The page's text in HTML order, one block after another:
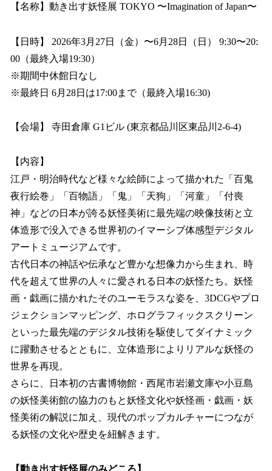
【名称】動き出す妖怪展 TOKYO 〜Imagination of Japan〜
【日時】 2026年3月27日（金）〜6月28日（日） 9:30〜20:
00（最終⼊場19:30）
※期間中休館日なし
※最終日 6月28日は17:00まで（最終入場16:30)
【会場】 寺田倉庫 G1ビル (東京都品川区東品川2-6-4)
【内容】
江戸・明治時代など様々な絵師によって描かれた「百鬼
夜行絵巻」「百物語」「鬼」「天狗」「河童」「付喪
神」などの日本が誇る妖怪美術に最先端の映像技術と立
体造形で没入できる世界初のイマーシブ体感型デジタル
アートミュージアムです。
古代日本の神話や伝承など豊かな想像力から生まれ、時
代を超えて世界の人々に愛される日本の妖怪たち。妖怪
画・戯画に描かれたそのユーモラスな姿を、3DCGやプロ
ジェクションマッピング、ホログラフィックスクリーン
といった最先端のデジタル技術を駆使してダイナミック
に躍動させるとともに、立体造形によりリアルな妖怪の
世界を再現。
さらに、日本初の古書博物館・西尾市岩瀬文庫や小豆島
の妖怪美術館の協力のもと妖怪文化や妖怪画・戯画・妖
怪美術の解説に加え、現代のポップカルチャーにつなが
る妖怪の文化や歴史を紐解きます。
【動き出す妖怪展のみどころ】